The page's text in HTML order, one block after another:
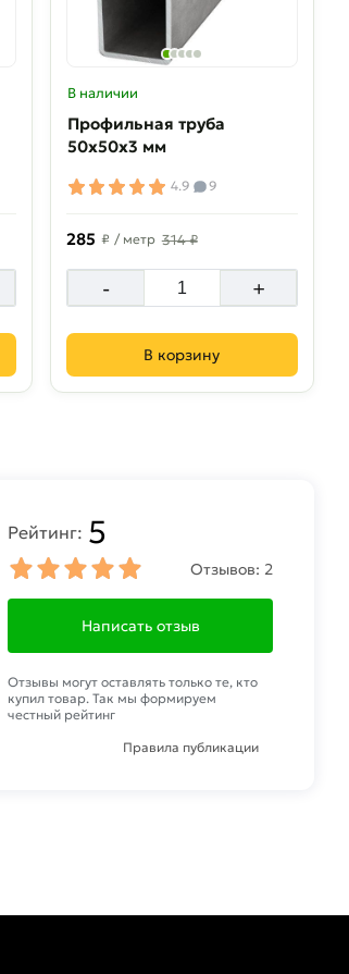
В наличии
Профильная труба
50х50х3 мм
4.9 9
285 ₽ / метр 314 ₽
- +
В корзину
Рейтинг: 5
Отзывов: 2
Написать отзыв
Отзывы могут оставлять только те, кто
купил товар. Так мы формируем
честный рейтинг
Правила публикации